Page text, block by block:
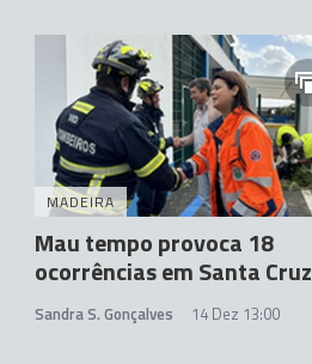
MADEIRA
Mau tempo provoca 18
ocorrências em Santa Cruz
Sandra S. Gonçalves 14 Dez 13:00